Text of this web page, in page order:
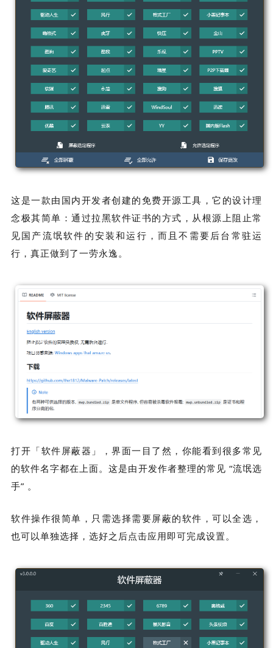
这是一款由国内开发者创建的免费开源工具，它的设计理
念极其简单：通过拉黑软件证书的方式，从根源上阻止常
见国产流氓软件的安装和运行，而且不需要后台常驻运
行，真正做到了一劳永逸。
打开「软件屏蔽器」，界面一目了然，你能看到很多常见
的软件名字都在上面。这是由开发作者整理的常见 “流氓选
手” 。
软件操作很简单，只需选择需要屏蔽的软件，可以全选，
也可以单独选择，选好之后点击应用即可完成设置。